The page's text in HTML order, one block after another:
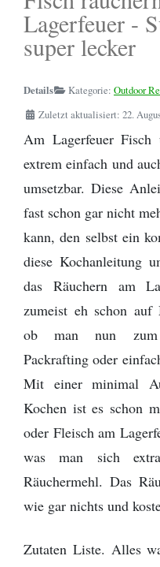
Lagerfeuer -
super lecker
Details Kategorie: Outdoor
Zuletzt aktualisiert: 22.
Am Lagerfeuer
extrem einfach und
umsetzbar. Diese
fast schon gar nicht
kann, den selbst ein
diese Kochanleitung
das Räuchern am
zumeist eh schon auf
ob man nun zum
Packrafting oder
Mit einer minimal
Kochen ist es schon
oder Fleisch am
was man sich
Räuchermehl. Das
wie gar nichts und
Zutaten Liste. Alles
Provinz Gästrikland
Provinz Värmland
Provinz Västmanland
Provinz Södermanland
Provinz Uppland
Provinz Bohuslän
Provinz Västergötland
Provinz Småland
Baden-Württemberg
Schwarzenbach
Kanutour Sitter | Wittenbach
Kanutour Ticino | Cresciano
Rüdlingen / Rhein
Kanutour Reuss |
Gebenstorf
Kanutour Bodensee Südufer
Wanderwege
Kanuverleih und
Outdoor Basiswissen -
Birkenrinde
Fotografieren und Filmen
Schwitzhütte - Outdoor
Wie sind denn die
Zitronensäure
Outdoor Küche /
Helfer
Omnia Camping Backofen
Grillen mit Fischbräter
Kanutour
Wildwasser paddeln vs.
Schlittenhund Urlaub - Husky
Informationen Schlittenhunde
Zwiebel- Schichtenprinzip. Wer
macht, macht es falsch
- Bootsleine
Camping Stuhl
Regenponcho
Tarp - Aufbauanleitung
Erste Hilfe Set / Medipack
Outdoor- Hose / Trekkinghose
Ausrüstungslisten Download
Schuhe / Stiefel
Die Perfekte Angeltasche
Flying C von Mepps - Der
Perfekt optimierte
Angelausrüstung